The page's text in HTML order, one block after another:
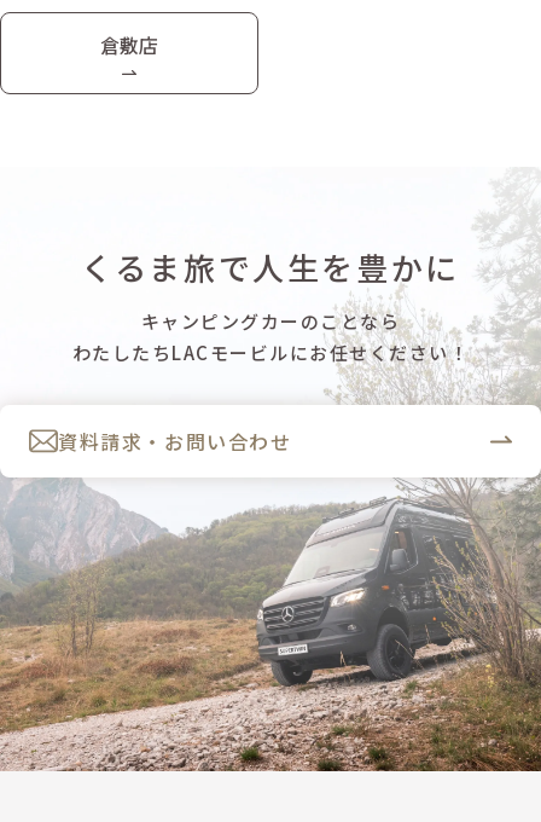
倉敷店
くるま旅で人生を豊かに
キャンピングカーのことなら
わたしたちLACモービルにお任せください！
資料請求・お問い合わせ